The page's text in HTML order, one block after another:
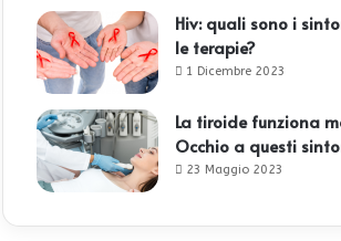
Hiv: quali sono i
le terapie?
1 Dicembre 2023
La tiroide funziona
Occhio a questi
23 Maggio 2023